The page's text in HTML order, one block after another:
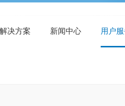
决方案 新闻中心 用户